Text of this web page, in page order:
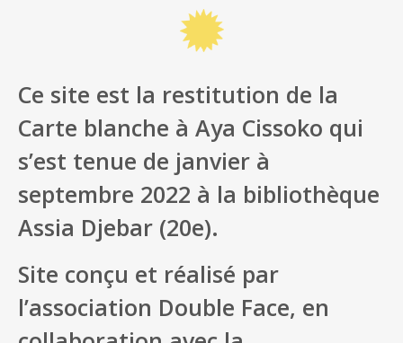
Ce site est la restitution de la
Carte blanche à Aya Cissoko qui
s’est tenue de janvier à
septembre 2022 à la bibliothèque
Assia Djebar (20e).
Site conçu et réalisé par
l’association Double Face, en